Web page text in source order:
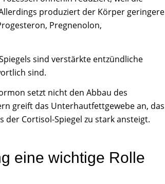
produziert der Körper geringere
Pregnenolon,
sind verstärkte entzündliche
sind.
setzt nicht den Abbau des
greift das Unterhautfettgewebe an, das
Cortisol-Spiegel zu stark ansteigt.
eine wichtige Rolle